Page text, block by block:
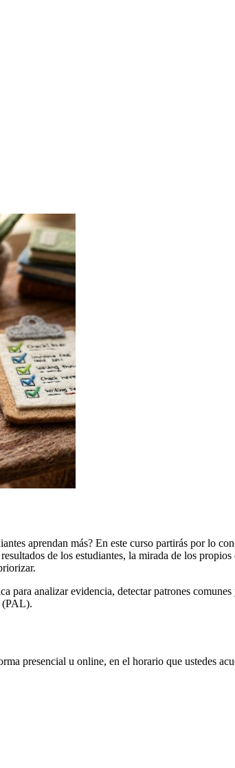
aprendan más? En este curso partirás por lo
de los estudiantes, la mirada de los
para analizar evidencia, detectar patrones
(PAL).
presencial u online, en el horario que ustedes